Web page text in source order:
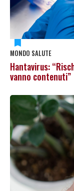
MONDO SALUTE
Hantavirus:
vanno contenuti”